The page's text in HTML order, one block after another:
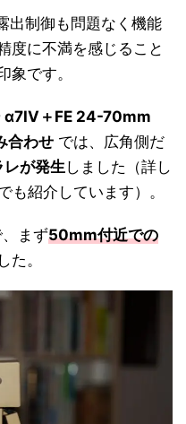
出制御も問題なく機能
度に不満を感じること
象です。
α7IV＋FE 24-70mm
合わせ では、広角側だ
が発生 しました（詳し
も紹介しています）。
まず50mm付近での
た。